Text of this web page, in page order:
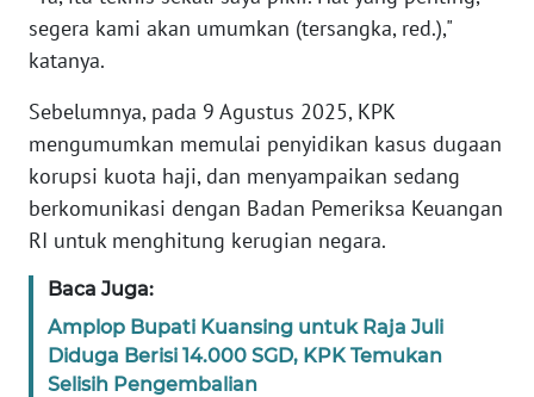
segera kami akan umumkan (tersangka, red.),"
katanya.
Sebelumnya, pada 9 Agustus 2025, KPK
mengumumkan memulai penyidikan kasus dugaan
korupsi kuota haji, dan menyampaikan sedang
berkomunikasi dengan Badan Pemeriksa Keuangan
RI untuk menghitung kerugian negara.
Baca Juga:
Amplop Bupati Kuansing untuk Raja Juli
Diduga Berisi 14.000 SGD, KPK Temukan
Selisih Pengembalian
Informasi
INDEKS
KONTAK
KAMI
INFO
TENTANG
KAMI